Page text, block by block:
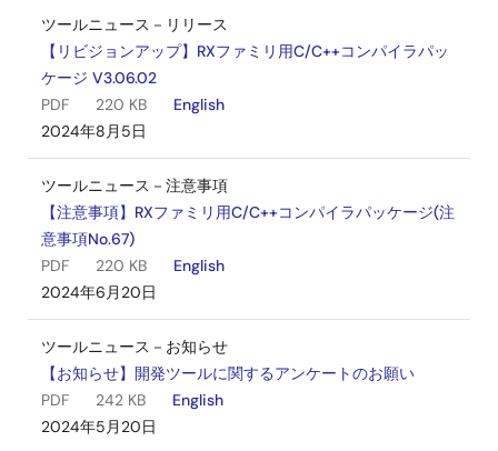
ツールニュース－リリース
【リビジョンアップ】RXファミリ用C/C++コンパイラパッ
ケージ V3.06.02
PDF
220 KB
English
2024年8月5日
ツールニュース－注意事項
【注意事項】RXファミリ用C/C++コンパイラパッケージ(注
意事項No.67)
PDF
220 KB
English
2024年6月20日
ツールニュース－お知らせ
【お知らせ】開発ツールに関するアンケートのお願い
PDF
242 KB
English
2024年5月20日